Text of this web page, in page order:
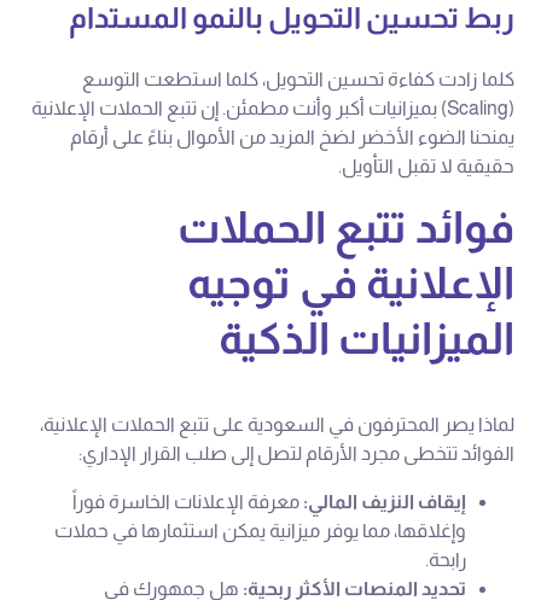
ربط تحسين التحويل بالنمو المستدام
كلما زادت كفاءة تحسين التحويل، كلما استطعت التوسع
(Scaling) بميزانيات أكبر وأنت مطمئن. إن تتبع الحملات الإعلانية
يمنحنا الضوء الأخضر لضخ المزيد من الأموال بناءً على أرقام
حقيقية لا تقبل التأويل.
فوائد تتبع الحملات
الإعلانية في توجيه
الميزانيات الذكية
لماذا يصر المحترفون في السعودية على تتبع الحملات الإعلانية،
الفوائد تتخطى مجرد الأرقام لتصل إلى صلب القرار الإداري:
إيقاف النزيف المالي: معرفة الإعلانات الخاسرة فوراً
وإغلاقها، مما يوفر ميزانية يمكن استثمارها في حملات
رابحة.
تحديد المنصات الأكثر ربحية: هل جمهورك في